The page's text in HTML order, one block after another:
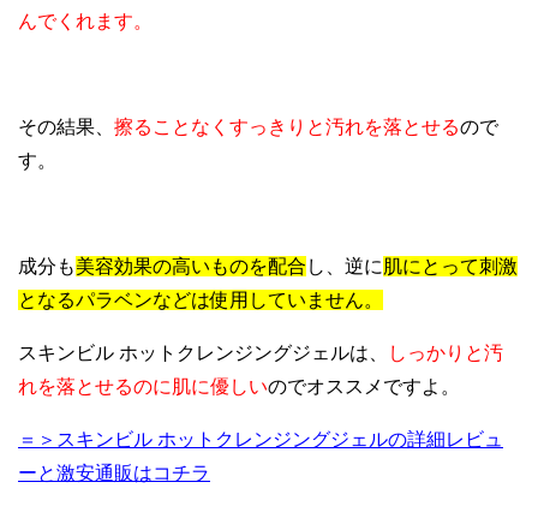
んでくれます。
その結果、 擦ることなくすっきりと汚れを落とせるので
す。
成分も美容効果の高いものを配合 し、逆に肌にとって刺激
となるパラベンなどは使用していません。
スキンビル ホットクレンジングジェルは、
しっかりと汚
れを落とせるのに肌に優しいのでオススメですよ。
＝＞スキンビル ホットクレンジングジェルの詳細レビュ
ーと激安通販はコチラ